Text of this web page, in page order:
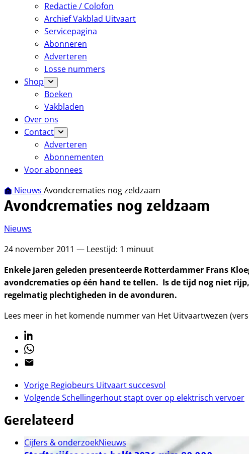
Redactie / Colofon
Archief Vakblad Uitvaart
Servicepagina
Abonneren
Adverteren
Losse nummers
Shop
Boeken
Vakbladen
Over ons
Contact
Adverteren
Abonnementen
Voor abonnees
Nieuws Avondcrematies nog zeldzaam
Avondcrematies nog zeldzaam
Nieuws
24 november 2011 — Leestijd: 1 minuut
Enkele jaren geleden presenteerde Rotterdammer Frans
avondcrematies op één hand te tellen. Is de tijd nog niet
regelmatig plechtigheden in de avonduren.
Lees meer in het komende nummer van Het Uitvaartwezen
Linkedin
Whatsapp
Email
Vorige Regiobeurs Uitvaart succesvol
VolgendeSchellingerhout stapt over op elektrisch vervoer
Gerelateerd
Cijfers & onderzoekNieuws